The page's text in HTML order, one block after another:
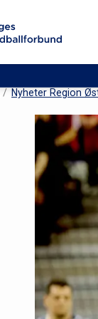
Nyheter Region